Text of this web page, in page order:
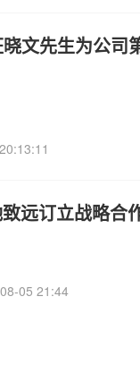
文先生为公司
远订立战略合
05 21:44